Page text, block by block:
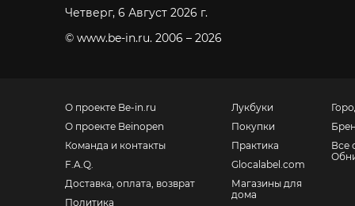
Четверг, 6 Август 2026 г.
© www.be-in.ru. 2006 – 2026
О проекте Be-in.ru
О проекте Beinopen
Команда и контакты
F.A.Q.
Доставка, оплата, возврат
Политика
Лукбуки
Покупки
Практика
Glocalabel.com
Магазины для
дома
Все